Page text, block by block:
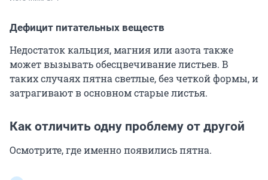
Дефицит питательных веществ
Недостаток кальция, магния или азота также
может вызывать обесцвечивание листьев. В
таких случаях пятна светлые, без четкой формы, и
затрагивают в основном старые листья.
Как отличить одну проблему от другой
Осмотрите, где именно появились пятна.